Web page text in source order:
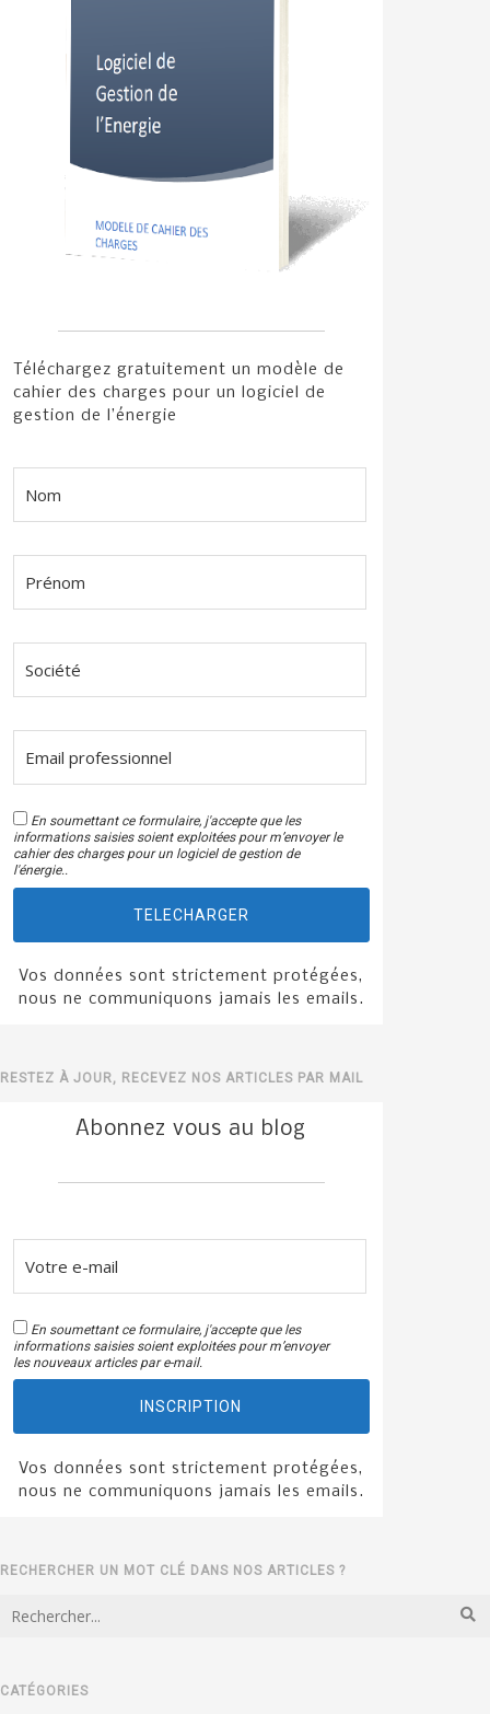
Téléchargez gratuitement un modèle de
cahier des charges pour un logiciel de
gestion de l’énergie
En soumettant ce formulaire, j'accepte que les
informations saisies soient exploitées pour m’envoyer le
cahier des charges pour un logiciel de gestion de
l'énergie..
TELECHARGER
Vos données sont strictement protégées,
nous ne communiquons jamais les emails.
RESTEZ À JOUR, RECEVEZ NOS ARTICLES PAR MAIL
Abonnez vous au blog
En soumettant ce formulaire, j'accepte que les
informations saisies soient exploitées pour m’envoyer
les nouveaux articles par e-mail.
INSCRIPTION
Vos données sont strictement protégées,
nous ne communiquons jamais les emails.
RECHERCHER UN MOT CLÉ DANS NOS ARTICLES ?
CATÉGORIES